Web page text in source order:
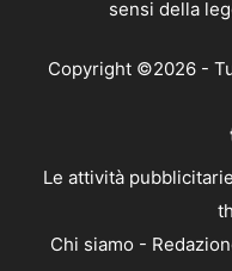
sensi della
Copyright ©2026 -
Le attività
Chi siamo -